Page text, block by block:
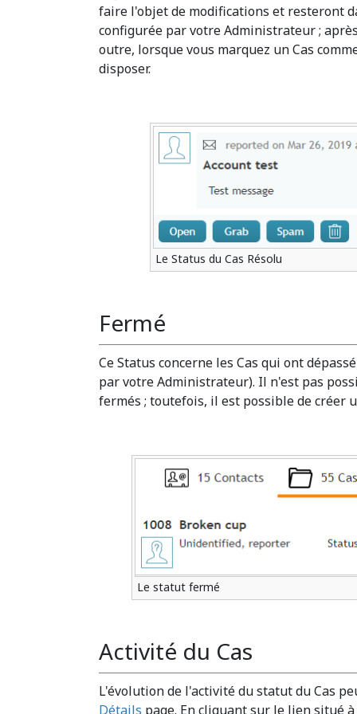
faire l'objet de modifications et resteront
configurée par votre Administrateur ;
outre, lorsque vous marquez un Cas
disposer.
Le Status du Cas Résolu
Fermé
Ce Status concerne les Cas qui ont
par votre Administrateur). Il n'est pas
fermés ; toutefois, il est possible de créer
Le statut fermé
Activité du Cas
L'évolution de l'activité du statut du Cas
Détails page. En cliquant sur le lien situé